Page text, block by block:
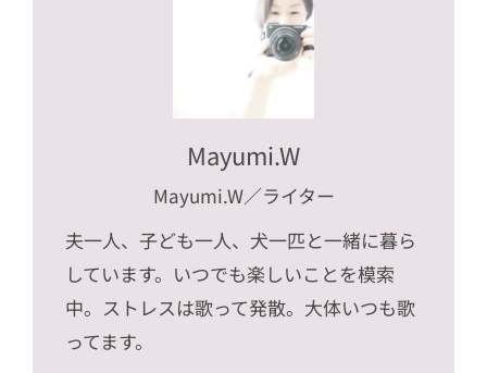
Mayumi.W
Mayumi.W／ライター
夫一人、子ども一人、犬一匹と一緒に暮ら
しています。いつでも楽しいことを模索
中。ストレスは歌って発散。大体いつも歌
ってます。